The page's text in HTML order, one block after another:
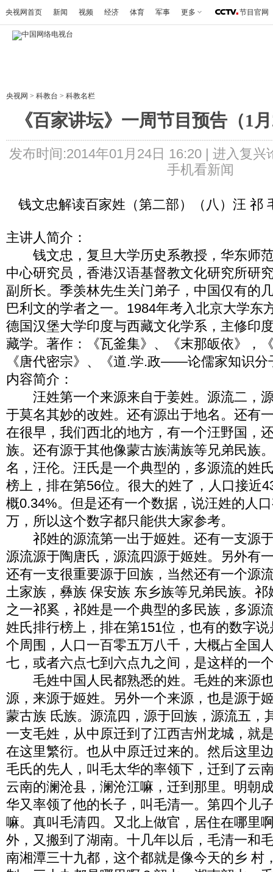
央视网首页 新闻 视频 经济 体育 军事 更多 节目官网
央视网 > 科教台 > 科教名栏
《百家讲坛》一周节目预告（1
发布时间:2014年01月24日 16:20 | 进入复兴
手机看新闻
钱文忠解读百家姓（第二部）（八）汪 祁
主讲人简介：
钱文忠，复旦大学历史系教授，华东师
中心研究员，香港汉语基督教文化研究所研
副所长。季羡林先生关门弟子，中国仅有的
巴利文的学者之一。1984年考入北京大学东
德国汉堡大学印度与西藏文化学系，主修印
藏学。著作：《瓦釜集》、《末那皈依》，
《唐代密宗》、《道.学.政——论儒家知识分
内容简介：
汪姓第一个来源来自于姜姓。源流二，
于莫名其妙的改姓。还有源出于地名。还有
在很早，我们西北的地方，有一个汪野国，
族。还有源于其他像蒙古族满族等兄弟民族
名，汪伦。汪氏是一个典型的，多源流的姓
榜上，排在第56位。很大的姓了，人口接近
概0.34%。但是还有一个数据，说汪姓的人
万，所以这个数字都只能供大家参考。
祁姓的源流第一出于姬姓。还有一支源
源流源于陶唐氏，源流四源于姬姓。另外有
还有一支很重要源于回族，当然还有一个源
土家族，彝族 保安族 东乡族等兄弟民族。
之一祁奚，祁姓是一个典型的多民族，多源
姓氏排行榜上，排在第151位，也有的数字
个周围，人口一百零五万八千，大概占全国
七，或者六点七到六点九之间，是这样的一
毛姓中国人民都熟悉的姓。毛姓的来源
源，来源于姬姓。另外一个来源，也是源于
蒙古族 氐族。源流四，源于回族，源流五，
一支毛姓，从中原迁到了江西吉州龙城，就
在这里繁衍。也从中原迁过来的。然后这里
毛氏的先人，叫毛太华的率领下，迁到了云
云南的澜沧县，澜沧江嘛，迁到那里。明朝
华又率领了他的长子，叫毛清一。第四个儿
嘛。真叫毛清四。又北上做官，居住在哪里
外，又搬到了湖南。十几年以后，毛清一和
南湘潭三十九都，这个都就是像今天的乡 村